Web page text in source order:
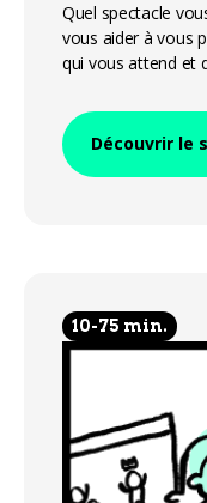
Quel spectacle
vous aider à vous
qui vous attend et
Découvrir le
10-75 min.